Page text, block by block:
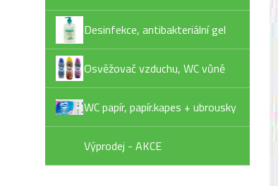
Desinfekce, antibakteriální gel
Osvěžovač vzduchu, WC vůně
WC papír, papír.kapes + ubrousky
Výprodej - AKCE